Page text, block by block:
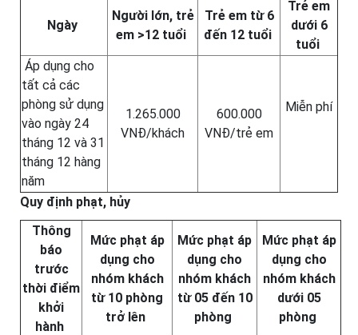
Ngày
Người lớn, trẻ
em >12 tuổi
Trẻ em từ 6
đến 12 tuổi
Trẻ em
dưới 6
tuổi
Áp dụng cho
tất cả các
phòng sử dụng
vào ngày 24
tháng 12 và 31
tháng 12 hàng
năm
1.265.000
VNĐ/khách
600.000
VNĐ/trẻ em
Miễn phí
Quy định phạt, hủy
Thông
báo
trước
thời điểm
khởi
hành
Mức phạt áp
dụng cho
nhóm khách
từ 10 phòng
trở lên
Mức phạt áp
dụng cho
nhóm khách
từ 05 đến 10
phòng
Mức phạt áp
dụng cho
nhóm khách
dưới 05
phòng